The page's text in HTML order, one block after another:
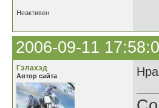
Неактивен
2006-09-11
Гэлахэд
Автор сайта